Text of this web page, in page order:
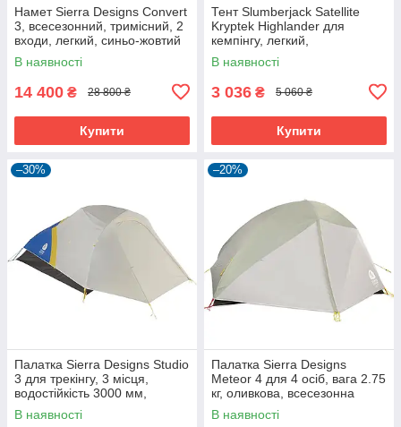
Намет Sierra Designs Convert
3, всесезонний, тримісний, 2
входи, легкий, синьо-жовтий
В наявності
14 400 ₴ 28 800 ₴
Купити
Тент Slumberjack Satellite
Kryptek Highlander для
кемпінгу, легкий,
водонепроникний, на 2-4
особи.
В наявності
3 036 ₴ 5 060 ₴
Купити
–30%
Палатка Sierra Designs Studio
3 для трекінгу, 3 місця,
водостійкість 3000 мм,
ультралегка синя-жовта.
В наявності
–20%
Палатка Sierra Designs
Meteor 4 для 4 осіб, вага 2.75
кг, оливкова, всесезонна
В наявності